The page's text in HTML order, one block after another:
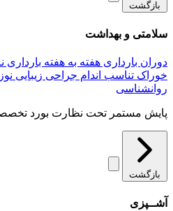
بازگشت
سلامتی و بهداشت
دوران بارداری هفته به هفته بارداری
خوراک تناسب اندام جراحی زیبایی
روانشناسی
پایش مستمر تحت نظارت بورد
بازگشت
آشــپزی